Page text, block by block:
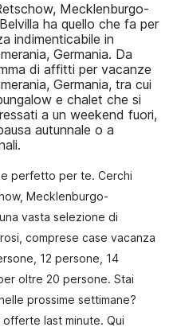
Mecklenburgo-
ha quello che fa per
indimenticabile in
Germania. Da
di affitti per vacanze
Germania, tra cui
e chalet che si
a un weekend fuori,
autunnale o a
perfetto per te. Cerchi
Mecklenburgo-
vasta selezione di
comprese case vacanza
12 persone, 14
oltre 20 persone. Stai
prossime settimane?
last minute. Qui